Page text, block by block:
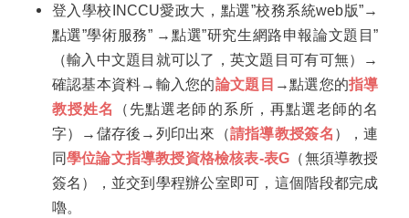
登入學校INCCU愛政大，點選”校務系統web版”→
點選”學術服務” →點選”研究生網路申報論文題目”
（輸入中文題目就可以了，英文題目可有可無）→
確認基本資料→輸入您的論文題目 →點選您的指導
教授姓名
（先點選老師的系所，再點選老師的名
字）→儲存後→列印出來（請指導教授簽名 ），連
同學位論文指導教授資格檢核表-表G （無須導教授
簽名），並交到學程辦公室即可，這個階段都完成
嚕。